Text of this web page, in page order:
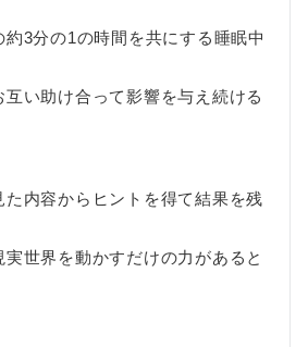
3分の1の時間を共にする睡眠中
い助け合って影響を与え続ける
た内容からヒントを得て結果を残
世界を動かすだけの力があると